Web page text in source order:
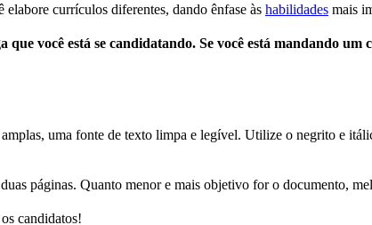
elabore currículos diferentes, dando ênfase às habilidades mais
você está se candidatando. Se você está mandando
uma fonte de texto limpa e legível. Utilize o negrito e
páginas. Quanto menor e mais objetivo for o documento,
candidatos!